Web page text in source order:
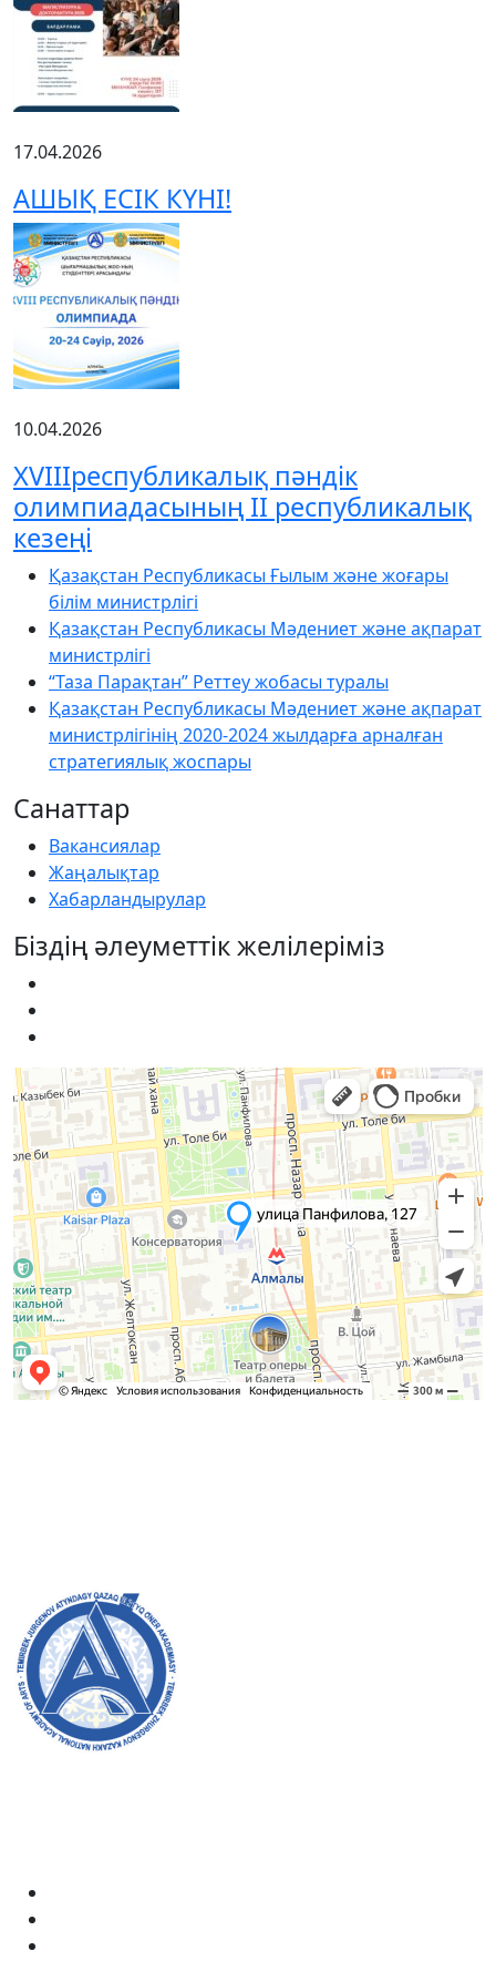
17.04.2026
АШЫҚ ЕСІК КҮНІ!
10.04.2026
XVIIIреспубликалық пәндік
олимпиадасының ІІ республикалық
кезеңі
Қазақстан Республикасы Ғылым және жоғары
білім министрлігі
Қазақстан Республикасы Мәдениет және ақпарат
министрлігі
“Таза Парақтан” Реттеу жобасы туралы
Қазақстан Республикасы Мәдениет және ақпарат
министрлігінің 2020-2024 жылдарға арналған
стратегиялық жоспары
Санаттар
Вакансиялар
Жаңалықтар
Хабарландырулар
Біздің әлеуметтік желілеріміз